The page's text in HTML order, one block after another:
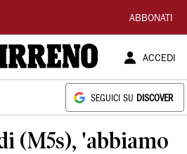
ABBONATI
ACCEDI
SEGUICI SU DISCOVER
(M5s), 'abbiamo